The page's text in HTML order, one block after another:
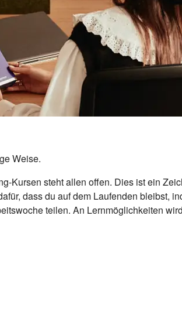
Weise.
Kursen steht allen offen. Dies ist ein
dass du auf dem Laufenden bleibst,
teilen. An Lernmöglichkeiten